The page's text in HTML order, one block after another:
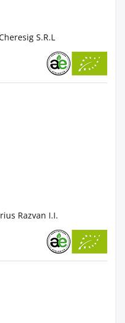
S.R.L
Razvan I.I.